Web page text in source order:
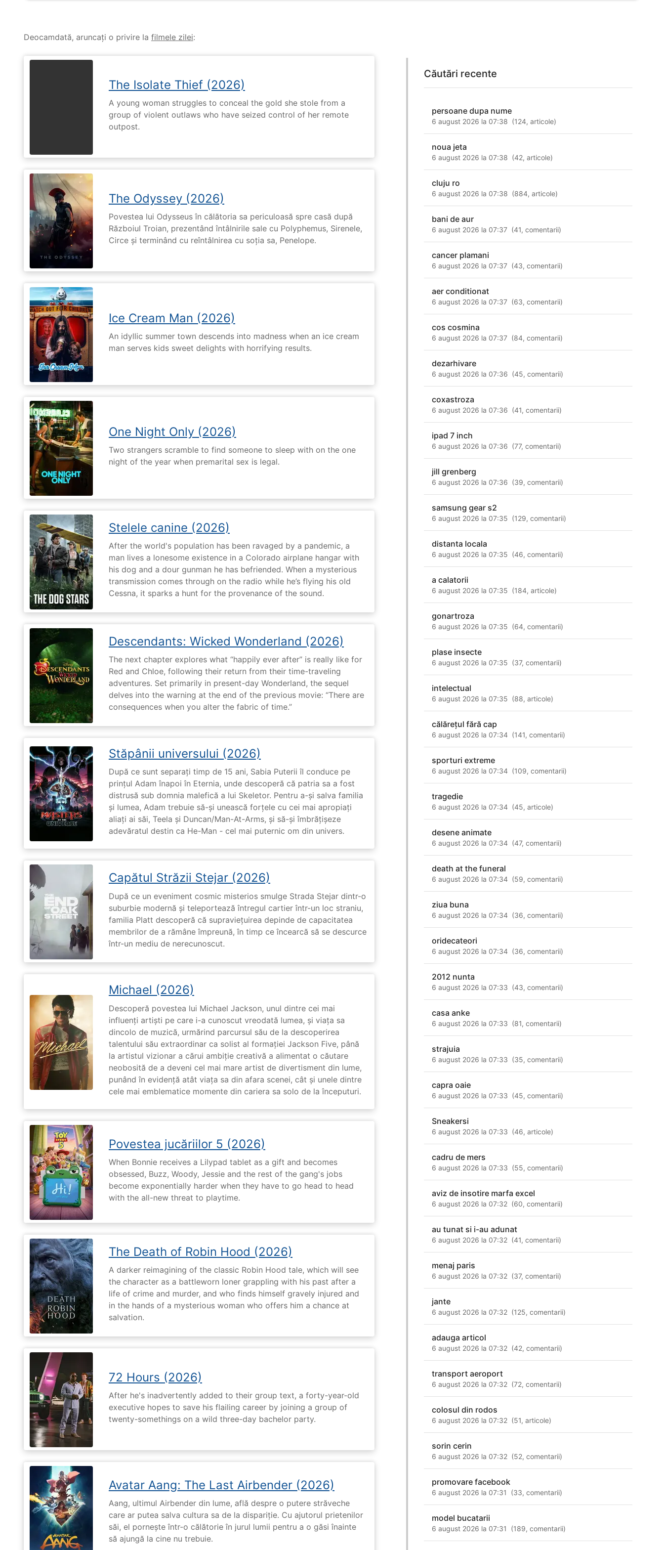
Deocamdată, aruncați o privire la filmele zilei:
The Isolate Thief (2026)
A young woman struggles to conceal the gold she stole from a
group of violent outlaws who have seized control of her remote
outpost.
The Odyssey (2026)
Povestea lui Odysseus în călătoria sa periculoasă spre casă după
Războiul Troian, prezentând întâlnirile sale cu Polyphemus, Sirenele,
Circe și terminând cu reîntâlnirea cu soția sa, Penelope.
Ice Cream Man (2026)
An idyllic summer town descends into madness when an ice cream
man serves kids sweet delights with horrifying results.
One Night Only (2026)
Two strangers scramble to find someone to sleep with on the one
night of the year when premarital sex is legal.
Stelele canine (2026)
After the world's population has been ravaged by a pandemic, a
man lives a lonesome existence in a Colorado airplane hangar with
his dog and a dour gunman he has befriended. When a mysterious
transmission comes through on the radio while he’s flying his old
Cessna, it sparks a hunt for the provenance of the sound.
Descendants: Wicked Wonderland (2026)
The next chapter explores what “happily ever after” is really like for
Red and Chloe, following their return from their time-traveling
adventures. Set primarily in present-day Wonderland, the sequel
delves into the warning at the end of the previous movie: “There are
consequences when you alter the fabric of time.”
Stăpânii universului (2026)
După ce sunt separați timp de 15 ani, Sabia Puterii îl conduce pe
prințul Adam înapoi în Eternia, unde descoperă că patria sa a fost
distrusă sub domnia malefică a lui Skeletor. Pentru a-și salva familia
și lumea, Adam trebuie să-și unească forțele cu cei mai apropiați
aliați ai săi, Teela și Duncan/Man-At-Arms, și să-și îmbrățișeze
adevăratul destin ca He-Man - cel mai puternic om din univers.
Capătul Străzii Stejar (2026)
După ce un eveniment cosmic misterios smulge Strada Stejar dintr-o
suburbie modernă și teleportează întregul cartier într-un loc straniu,
familia Platt descoperă că supraviețuirea depinde de capacitatea
membrilor de a rămâne împreună, în timp ce încearcă să se descurce
într-un mediu de nerecunoscut.
Michael (2026)
Descoperă povestea lui Michael Jackson, unul dintre cei mai
influenți artiști pe care i-a cunoscut vreodată lumea, și viața sa
dincolo de muzică, urmărind parcursul său de la descoperirea
talentului său extraordinar ca solist al formației Jackson Five, până
la artistul vizionar a cărui ambiție creativă a alimentat o căutare
neobosită de a deveni cel mai mare artist de divertisment din lume,
punând în evidență atât viața sa din afara scenei, cât și unele dintre
cele mai emblematice momente din cariera sa solo de la începuturi.
Povestea jucăriilor 5 (2026)
When Bonnie receives a Lilypad tablet as a gift and becomes
obsessed, Buzz, Woody, Jessie and the rest of the gang's jobs
become exponentially harder when they have to go head to head
with the all-new threat to playtime.
The Death of Robin Hood (2026)
A darker reimagining of the classic Robin Hood tale, which will see
the character as a battleworn loner grappling with his past after a
life of crime and murder, and who finds himself gravely injured and
in the hands of a mysterious woman who offers him a chance at
salvation.
72 Hours (2026)
After he's inadvertently added to their group text, a forty-year-old
executive hopes to save his flailing career by joining a group of
twenty-somethings on a wild three-day bachelor party.
Avatar Aang: The Last Airbender (2026)
Aang, ultimul Airbender din lume, află despre o putere străveche
care ar putea salva cultura sa de la dispariție. Cu ajutorul prietenilor
săi, el pornește într-o călătorie în jurul lumii pentru a o găsi înainte
să ajungă la cine nu trebuie.
Căutări recente
persoane dupa nume
6 august 2026 la 07:38 (124,articole)
noua jeta
6 august 2026 la 07:38 (42,articole)
cluju ro
6 august 2026 la 07:38 (884,articole)
bani de aur
6 august 2026 la 07:37 (41,comentarii)
cancer plamani
6 august 2026 la 07:37 (43,comentarii)
aer conditionat
6 august 2026 la 07:37 (63,comentarii)
cos cosmina
6 august 2026 la 07:37 (84,comentarii)
dezarhivare
6 august 2026 la 07:36 (45,comentarii)
coxastroza
6 august 2026 la 07:36 (41,comentarii)
ipad 7 inch
6 august 2026 la 07:36 (77,comentarii)
jill grenberg
6 august 2026 la 07:36 (39,comentarii)
samsung gear s2
6 august 2026 la 07:35 (129,comentarii)
distanta locala
6 august 2026 la 07:35 (46,comentarii)
a calatorii
6 august 2026 la 07:35 (184,articole)
gonartroza
6 august 2026 la 07:35 (64,comentarii)
plase insecte
6 august 2026 la 07:35 (37,comentarii)
intelectual
6 august 2026 la 07:35 (88,articole)
călărețul fără cap
6 august 2026 la 07:34 (141,comentarii)
sporturi extreme
6 august 2026 la 07:34 (109,comentarii)
tragedie
6 august 2026 la 07:34 (45,articole)
desene animate
6 august 2026 la 07:34 (47,comentarii)
death at the funeral
6 august 2026 la 07:34 (59,comentarii)
ziua buna
6 august 2026 la 07:34 (36,comentarii)
oridecateori
6 august 2026 la 07:34 (36,comentarii)
2012 nunta
6 august 2026 la 07:33 (43,comentarii)
casa anke
6 august 2026 la 07:33 (81,comentarii)
strajuia
6 august 2026 la 07:33 (35,comentarii)
capra oaie
6 august 2026 la 07:33 (45,comentarii)
Sneakersi
6 august 2026 la 07:33 (46,articole)
cadru de mers
6 august 2026 la 07:33 (55,comentarii)
aviz de insotire marfa excel
6 august 2026 la 07:32 (60,comentarii)
au tunat si i-au adunat
6 august 2026 la 07:32 (41,comentarii)
menaj paris
6 august 2026 la 07:32 (37,comentarii)
jante
6 august 2026 la 07:32 (125,comentarii)
adauga articol
6 august 2026 la 07:32 (42,comentarii)
transport aeroport
6 august 2026 la 07:32 (72,comentarii)
colosul din rodos
6 august 2026 la 07:32 (51,articole)
sorin cerin
6 august 2026 la 07:32 (52,comentarii)
promovare facebook
6 august 2026 la 07:31 (33,comentarii)
model bucatarii
6 august 2026 la 07:31 (189,comentarii)